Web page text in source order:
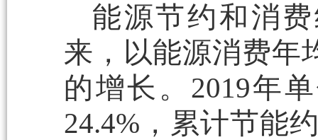
能源节约和消
来，以能源消费年
的增长。2019年
24.4%，累计节能